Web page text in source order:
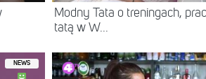
Modny Tata o treningach,
tatą w W...
NEWS